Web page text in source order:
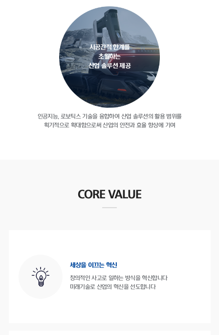
시공간적 한계를
초월하는
산업 솔루션 제공
인공지능, 로보틱스 기술을 융합하여 산업 솔루션의 활용 범위를
획기적으로 확대함으로써산업의 안전과 효율 향상에 기여
CORE VALUE
세상을 이끄는 혁신
창의적인 사고로 일하는 방식을 혁신합니다
미래기술로 산업의 혁신을 선도합니다